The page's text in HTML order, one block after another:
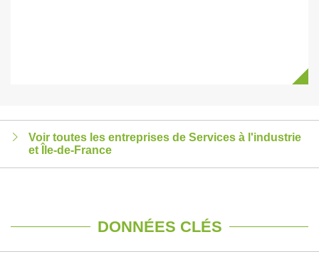
Voir toutes les entreprises de Services à l'industrie
et Île-de-France
DONNÉES CLÉS